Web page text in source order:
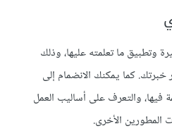
وتطبيق ما تعلمته عليها، وذلك
كما يمكنك الانضمام إلى
والتعرف على أساليب العمل
المطورين الأخرى.